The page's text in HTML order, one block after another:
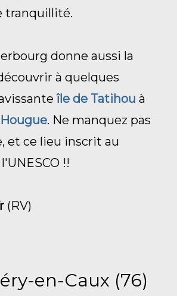
tranquillité.
donne aussi la
à quelques
île de Tatihou à
. Ne manquez pas
et ce lieu inscrit au
!!
(RV)
en-Caux (76)